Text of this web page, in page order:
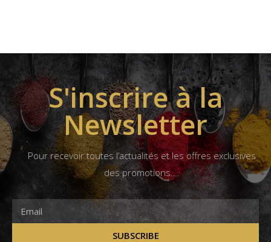
S'inscrire à la
Newsletter
Pour recevoir toutes l’actualités et les offres exclusives
des promotions….
SUBSCRIBE